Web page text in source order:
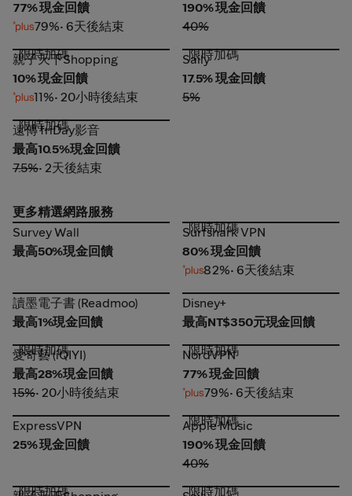
77% 現金回饋
79%• 6天後結束
190% 現金回饋
40%
親子天下Shopping
限時加碼
親子天下Shopping
10% 現金回饋
11%• 20小時後結束
Saily
限時加碼
Saily
17.5% 現金回饋
5%
遠傳 friDay影音
限時加碼
遠傳 friDay影音
最高10.5%現金回饋
7.5%• 2天後結束
更多精選網路服務
Survey Wall
Survey Wall
最高50%現金回饋
Surfshark VPN
限時加碼
Surfshark VPN
80% 現金回饋
82%• 6天後結束
讀墨電子書 (Readmoo)
讀墨電子書 (Readmoo)
最高1%現金回饋
Disney+
Disney+
最高NT$350元現金回饋
愛奇藝 (iQIYI)
限時加碼
愛奇藝 (iQIYI)
最高28%現金回饋
15%• 20小時後結束
NordVPN
限時加碼
NordVPN
77% 現金回饋
79%• 6天後結束
ExpressVPN
ExpressVPN
25% 現金回饋
Apple Music
限時加碼
Apple Music
190% 現金回饋
40%
限時加碼 限時加碼